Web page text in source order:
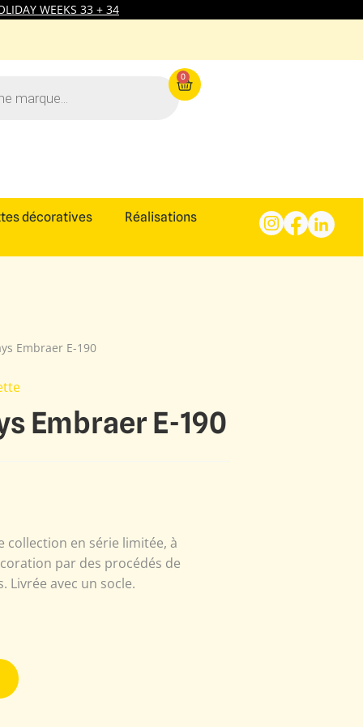
WEEKS 33 + 34
0
décoratives Réalisations
Embraer E-190
Embraer E-190
collection en série limitée, à
par des procédés de
Livrée avec un socle.